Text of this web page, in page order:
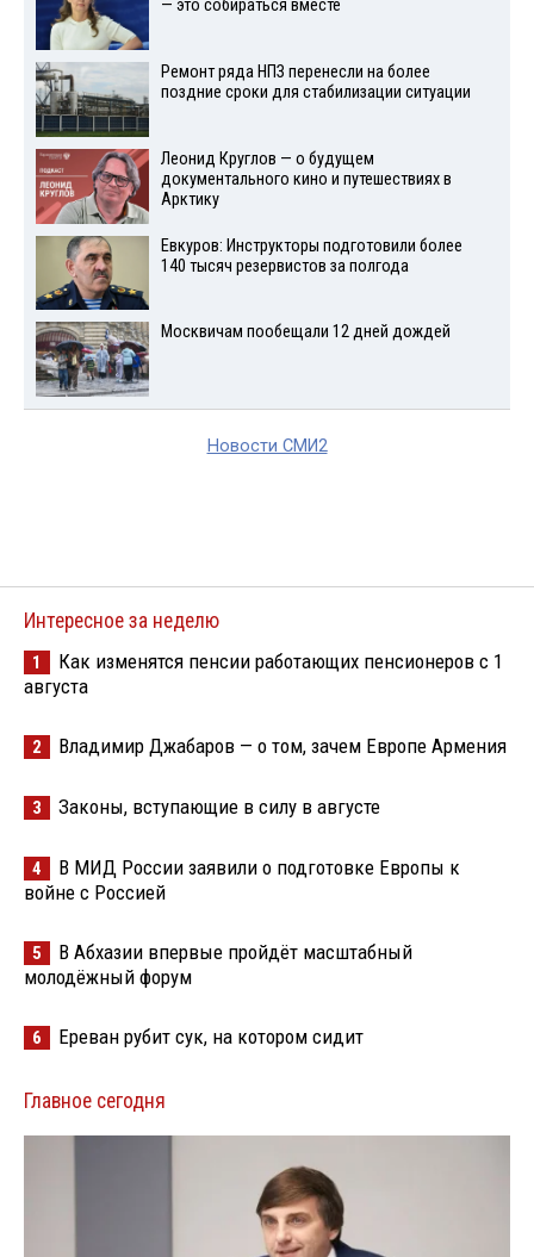
— это собираться вместе
Ремонт ряда НПЗ перенесли на более
поздние сроки для стабилизации ситуации
Леонид Круглов — о будущем
документального кино и путешествиях в
Арктику
Евкуров: Инструкторы подготовили более
140 тысяч резервистов за полгода
Москвичам пообещали 12 дней дождей
Новости СМИ2
Интересное за неделю
1
Как изменятся пенсии работающих пенсионеров с 1
августа
2 Владимир Джабаров — о том, зачем Европе Армения
3 Законы, вступающие в силу в августе
4
В МИД России заявили о подготовке Европы к
войне с Россией
5
В Абхазии впервые пройдёт масштабный
молодёжный форум
6 Ереван рубит сук, на котором сидит
Главное сегодня